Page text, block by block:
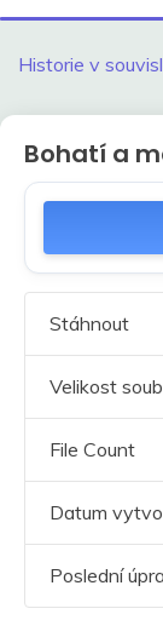
Historie v
Bohatí a
Stáhnout
Velikost
File Count
Datum
Poslední